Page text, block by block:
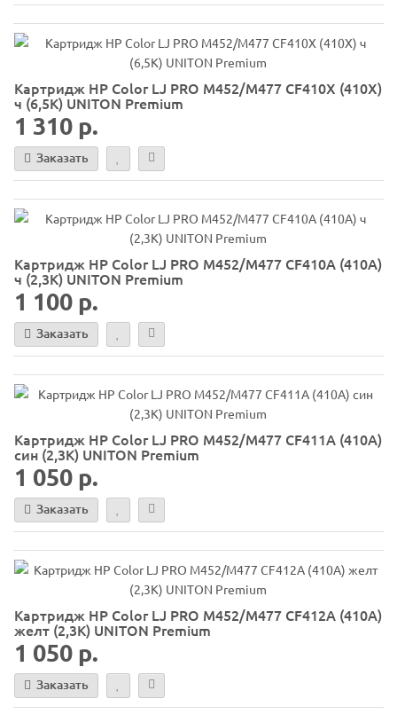
Картридж HP Color LJ PRO M452/M477 CF410X (410X)
ч (6,5K) UNITON Premium
1 310 р.
Заказать
Картридж HP Color LJ PRO M452/M477 CF410A (410A)
ч (2,3K) UNITON Premium
1 100 р.
Заказать
Картридж HP Color LJ PRO M452/M477 CF411A (410A)
син (2,3K) UNITON Premium
1 050 р.
Заказать
Картридж HP Color LJ PRO M452/M477 CF412A (410A)
желт (2,3K) UNITON Premium
1 050 р.
Заказать